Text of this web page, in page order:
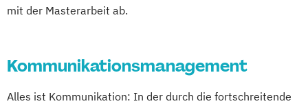
mit der Masterarbeit ab.
Kommunikationsmanagement
Alles ist Kommunikation: In der durch die fortschreitende